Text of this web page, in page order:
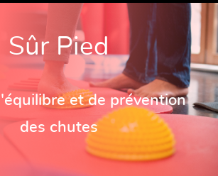
Sûr Pied
et de prévention
des chutes